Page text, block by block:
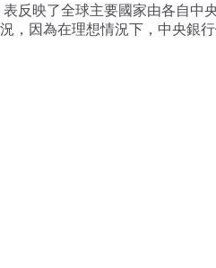
表反映了全球主要國家由各自中
，因為在理想情況下，中央銀